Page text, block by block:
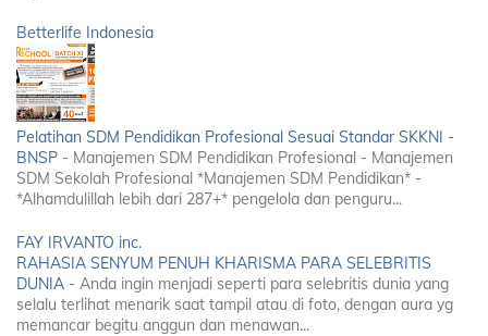
Betterlife Indonesia
Pelatihan SDM Pendidikan Profesional Sesuai Standar SKKNI -
BNSP - Manajemen SDM Pendidikan Profesional - Manajemen
SDM Sekolah Profesional *Manajemen SDM Pendidikan* -
*Alhamdulillah lebih dari 287+* pengelola dan penguru...
FAY IRVANTO inc.
RAHASIA SENYUM PENUH KHARISMA PARA SELEBRITIS
DUNIA - Anda ingin menjadi seperti para selebritis dunia yang
selalu terlihat menarik saat tampil atau di foto, dengan aura yg
memancar begitu anggun dan menawan...